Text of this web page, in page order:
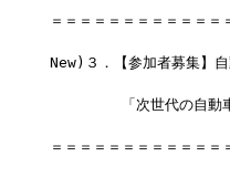
＝＝＝＝＝＝＝＝＝＝＝
New)３．【参加者募集】
「次世代の自動車に必
＝＝＝＝＝＝＝＝＝＝＝